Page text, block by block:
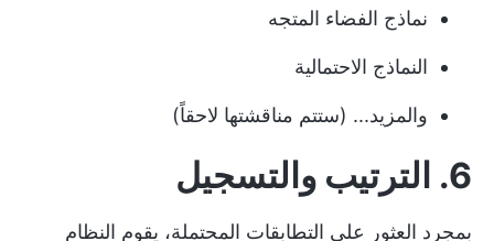
نماذج الفضاء المتجه
النماذج الاحتمالية
والمزيد... (ستتم مناقشتها لاحقاً)
6. الترتيب والتسجيل
بمجرد العثور على التطابقات المحتملة، يقوم النظام